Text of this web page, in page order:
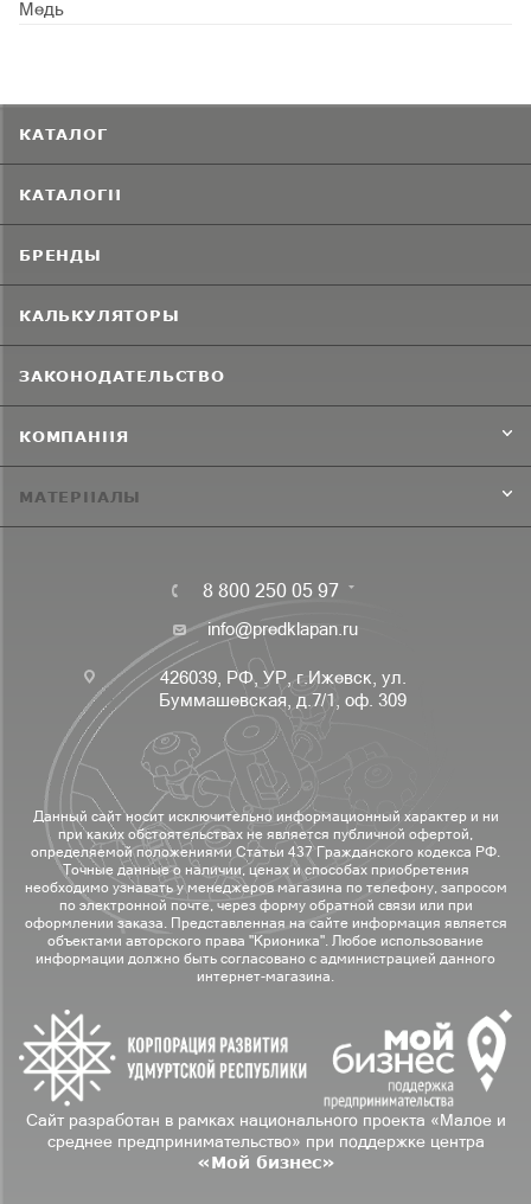
Медь
КАТАЛОГ
КАТАЛОГИ
БРЕНДЫ
КАЛЬКУЛЯТОРЫ
ЗАКОНОДАТЕЛЬСТВО
КОМПАНИЯ
МАТЕРИАЛЫ
8 800 250 05 97
info@predklapan.ru
426039, РФ, УР, г.Ижевск, ул.
Буммашевская, д.7/1, оф. 309
Данный сайт носит исключительно информационный характер и ни
при каких обстоятельствах не является публичной офертой,
определяемой положениями Статьи 437 Гражданского кодекса РФ.
Точные данные о наличии, ценах и способах приобретения
необходимо узнавать у менеджеров магазина по телефону, запросом
по электронной почте, через форму обратной связи или при
оформлении заказа. Представленная на сайте информация является
объектами авторского права "Крионика". Любое использование
информации должно быть согласовано с администрацией данного
интернет-магазина.
Сайт разработан в рамках национального проекта «Малое и
среднее предпринимательство» при поддержке центра
«Мой бизнес»